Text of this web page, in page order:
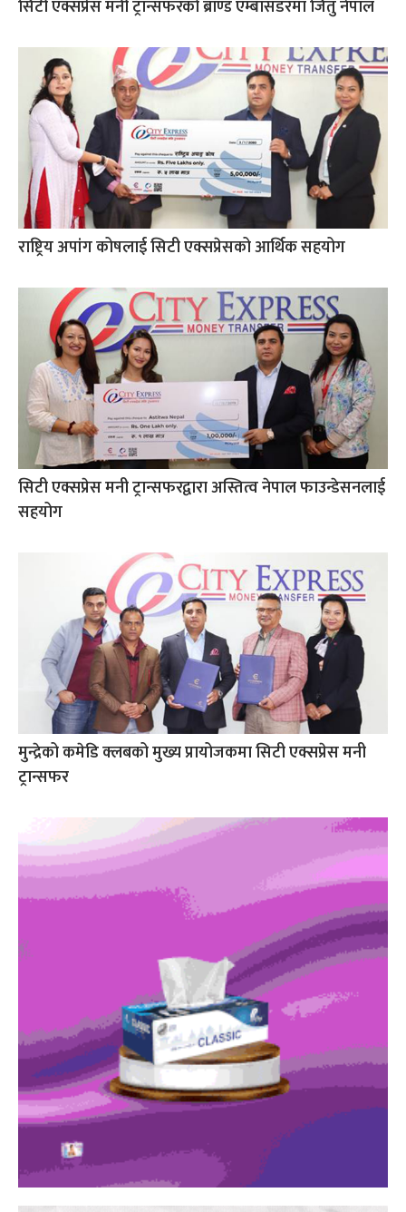
सिटी एक्सप्रेस मनी ट्रान्सफरको ब्राण्ड एम्बासडरमा जितु नेपाल
राष्ट्रिय अपांग कोषलाई सिटी एक्सप्रेसको आर्थिक सहयोग
सिटी एक्सप्रेस मनी ट्रान्सफरद्वारा अस्तित्व नेपाल फाउन्डेसनलाई
सहयोग
मुन्द्रेको कमेडि क्लबको मुख्य प्रायोजकमा सिटी एक्सप्रेस मनी
ट्रान्सफर